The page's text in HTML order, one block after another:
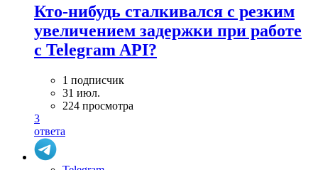
Кто-нибудь сталкивался с резким
увеличением задержки при работе
с Telegram API?
1 подписчик
31 июл.
224 просмотра
3
ответа